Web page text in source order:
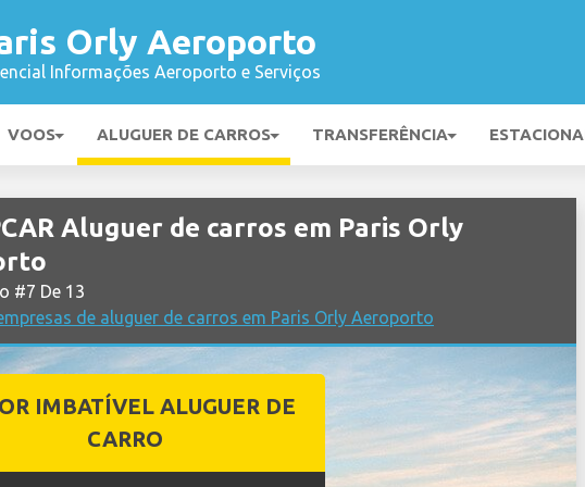
Orly Aeroporto
Informações Aeroporto e Serviços
VOOS ALUGUER DE CARROS TRANSFERÊNCIA
Aluguer de carros em Paris Orly
#7 De 13
de aluguer de carros em Paris Orly Aeroporto
IMBATÍVEL ALUGUER DE
CARRO